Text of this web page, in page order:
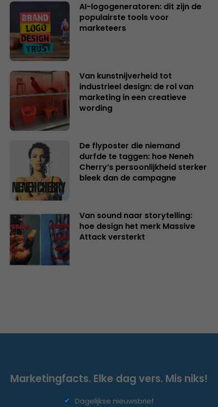
AI-logogeneratoren: dit zijn de
populairste tools voor
marketeers
Van kunstnijverheid tot
industrieel design: de rol van
marketing in een creatieve
wording
De flyposter die niemand
durfde te taggen: hoe Neneh
Cherry’s persoonlijkheid sterker
bleek dan de campagne
Van sound naar storytelling:
hoe design het merk Massive
Attack versterkt
Marketingfacts. Elke dag vers. Mis niks!
Dagelijkse nieuwsbrief